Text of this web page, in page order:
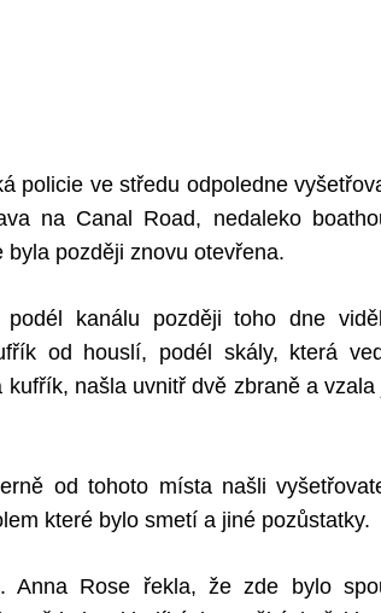
policie ve středu odpoledne
na Canal Road, nedaleko
byla později znovu otevřena.
kanálu později toho dne
od houslí, podél skály, která
kufřík, našla uvnitř dvě zbraně a
od tohoto místa našli
které bylo smetí a jiné pozůstatky.
Anna Rose řekla, že zde bylo